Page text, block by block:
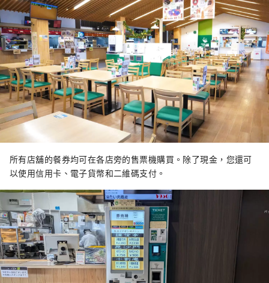
所有店舖的餐券均可在各店旁的售票機購買。除了現金，您還可
以使用信用卡、電子貨幣和二維碼支付。